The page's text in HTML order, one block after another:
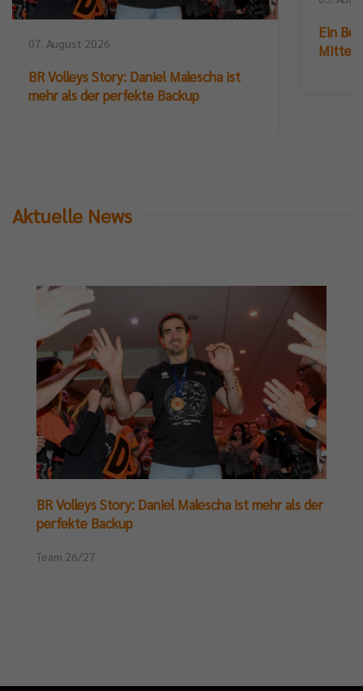
07. August 2026
BR Volleys Story: Daniel Malescha ist
mehr als der perfekte Backup
Ein
Aktuelle News
BR Volleys Story: Daniel Malescha ist mehr als der
perfekte Backup
Team 26/27